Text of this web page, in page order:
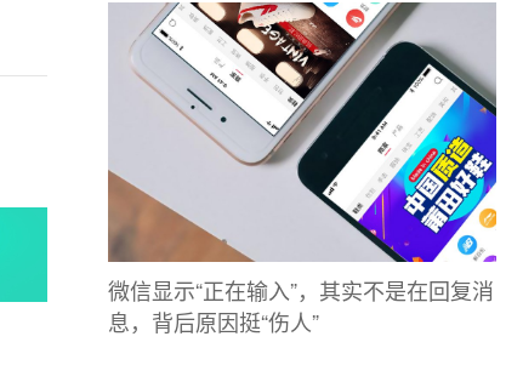
微信显示“正在输入”，其实不是在回复消
息，背后原因挺“伤人”